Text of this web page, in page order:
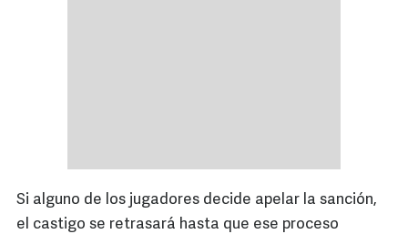
Si alguno de los jugadores decide apelar la sanción,
el castigo se retrasará hasta que ese proceso